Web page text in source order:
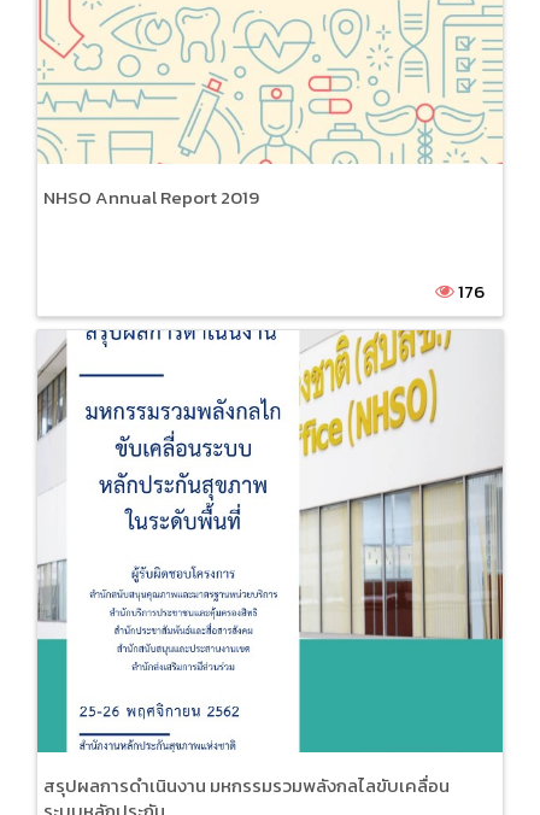
NHSO Annual Report 2019
176
สรุปผลการดำเนินงาน มหกรรมรวมพลังกลไลขับเคลื่อน